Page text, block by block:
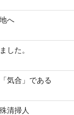
へ
した。
気合」である
清掃人